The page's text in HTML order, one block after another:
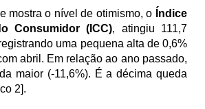
mostra o nível de otimismo, o Índice
Consumidor (ICC), atingiu 111,7
uma pequena alta de 0,6%
abril. Em relação ao ano passado,
maior (-11,6%). É a décima queda
2].